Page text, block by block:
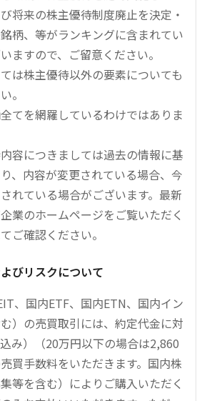
将来の株主優待制度廃止を決定・
柄、等がランキングに含まれてい
ますので、ご留意ください。
は株主優待以外の要素についても
。
てを網羅しているわけではありま
容につきましては過去の情報に基
、内容が変更されている場合、今
れている場合がございます。最新
業のホームページをご覧いただく
ご確認ください。
びリスクについて
、国内ETF、国内ETN、国内イン
）の売買取引には、約定代金に対
み）（20万円以下の場合は2,860
買手数料をいただきます。国内株
等を含む）によりご購入いただく